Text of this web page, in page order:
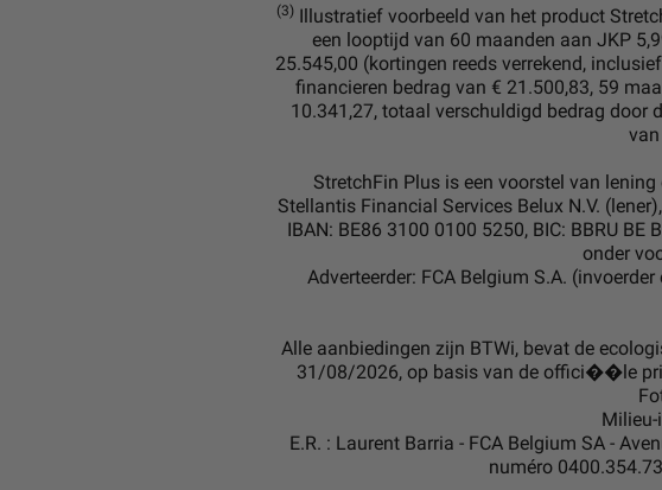
(3)Illustratief voorbeeld van het product
een looptijd van 60 maanden aan JKP
25.545,00 (kortingen reeds verrekend,
financieren bedrag van € 21.500,83, 59
10.341,27, totaal verschuldigd bedrag door
StretchFin Plus is een voorstel van
Stellantis Financial Services Belux N.V.
IBAN: BE86 3100 0100 5250, BIC: BBRU
onder
Adverteerder: FCA Belgium S.A.
Alle aanbiedingen zijn BTWi, bevat de
31/08/2026, op basis van de offici��le
Milieu-
E.R. : Laurent Barria - FCA Belgium SA -
numéro